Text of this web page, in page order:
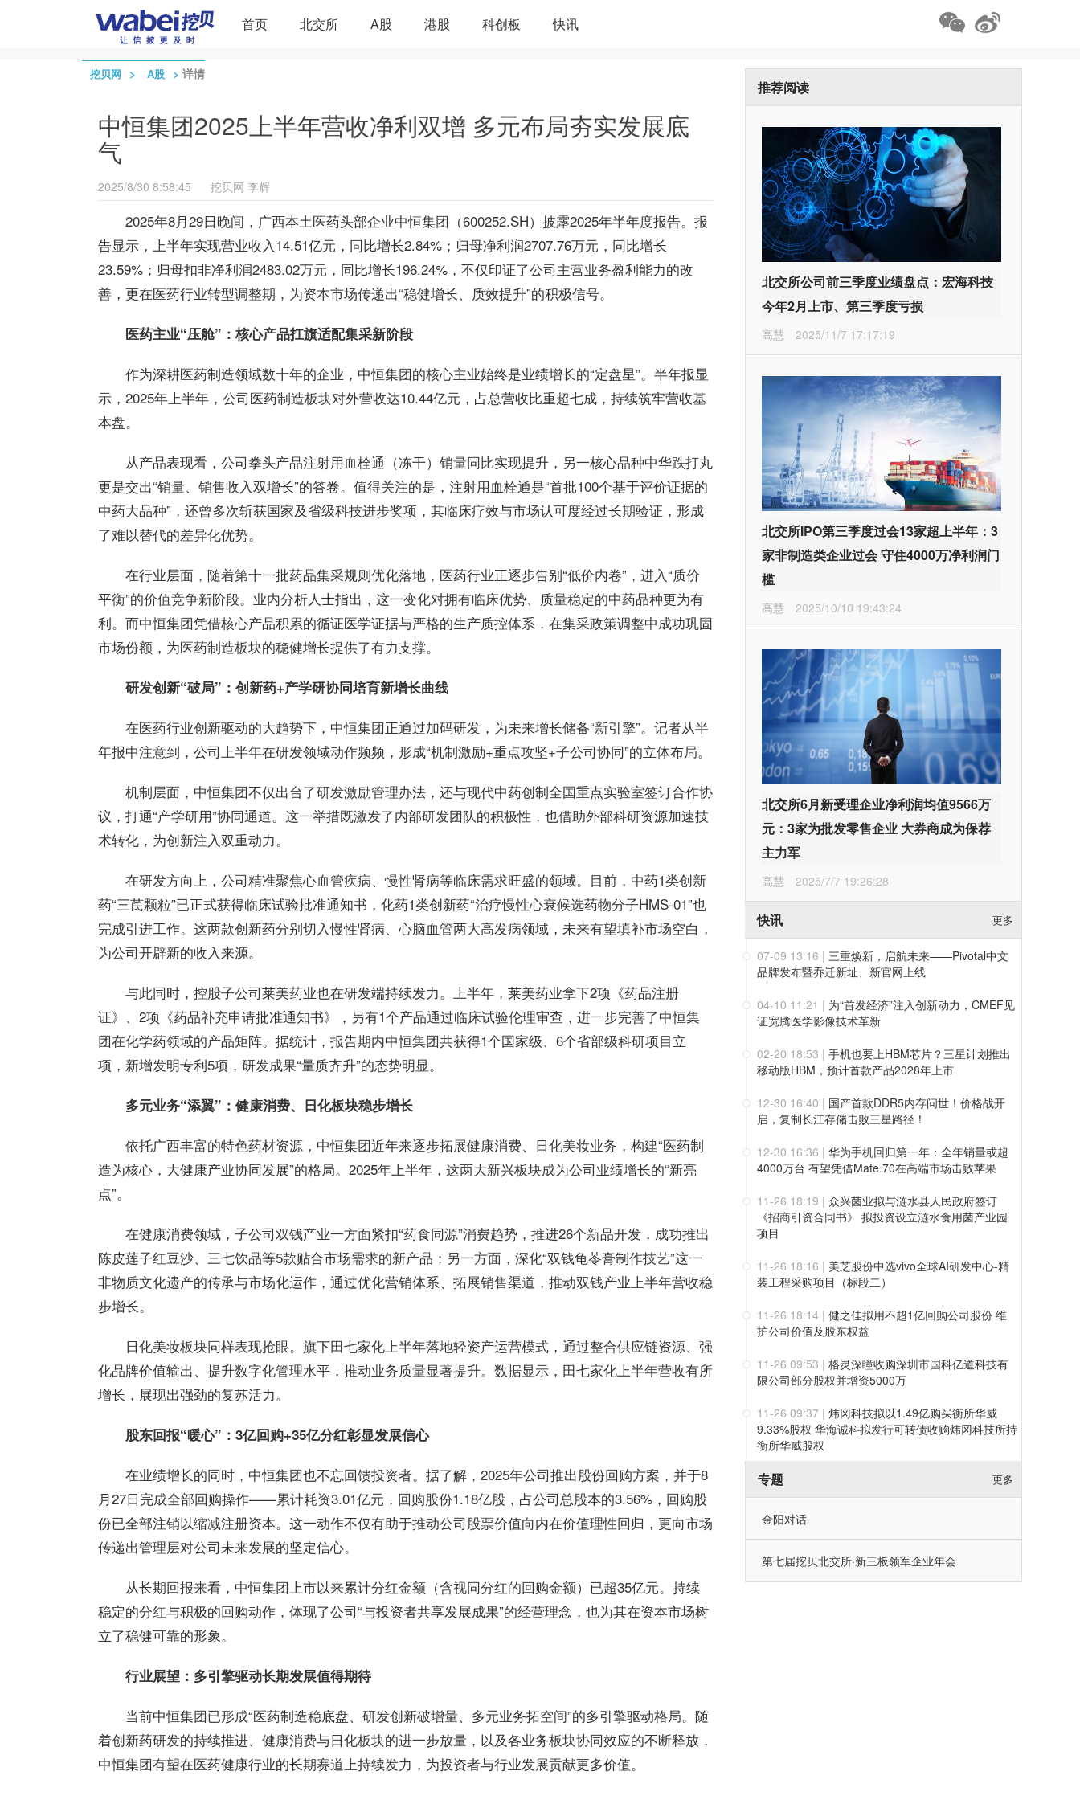
首页 北交所 A股 港股 科创板 快讯
挖贝网 > A股 > 详情
中恒集团2025上半年营收净利双增 多元布局夯实发展底
气
2025/8/30 8:58:45 挖贝网 李辉
2025年8月29日晚间，广西本土医药头部企业中恒集团 （600252.SH）披露2025年半年度报告。报
告显示，上半年实现营业收入14.51亿元，同比增长2.84%；归母净利润2707.76万元，同比增长
23.59%；归母扣非净利润2483.02万元，同比增长196.24%，不仅印证了公司主营业务盈利能力的改
善，更在医药行业转型调整期，为资本市场传递出“稳健增长、质效提升”的积极信号。
医药主业“压舱”：核心产品扛旗适配集采新阶段
作为深耕医药制造领域数十年的企业， 中恒集团的核心主业始终是业绩增长的“定盘星”。半年报显
示，2025年上半年，公司医药制造板块对外营收达10.44亿元，占总营收比重超七成，持续筑牢营收基
本盘。
从产品表现看，公司拳头产品注射用血栓通（冻干）销量同比实现提升，另一核心品种中华跌打丸
更是交出“销量、销售收入双增长”的答卷。值得关注的是，注射用血栓通是“首批100个基于评价证据的
中药大品种”，还曾多次斩获国家及省级科技进步奖项，其临床疗效与市场认可度经过长期验证，形成
了难以替代的差异化优势。
在行业层面，随着第十一批药品集采规则优化落地，医药行业正逐步告别“低价内卷”，进入“质价
平衡”的价值竞争新阶段。业内分析人士指出，这一变化对拥有临床优势、质量稳定的中药品种更为有
利。而中恒集团凭借核心产品积累的循证医学证据与严格的生产质控体系，在集采政策调整中成功巩固
市场份额，为医药制造板块的稳健增长提供了有力支撑。
研发创新“破局”：创新药+产学研协同培育新增长曲线
在医药行业创新驱动的大趋势下， 中恒集团正通过加码研发，为未来增长储备“新引擎”。 记者从半
年报中注意到，公司上半年在研发领域动作频频，形成“机制激励+重点攻坚+子公司协同”的立体布局。
机制层面， 中恒集团不仅出台了研发激励管理办法，还与现代中药创制全国重点实验室签订合作协
议，打通“产学研用”协同通道。这一举措既激发了内部研发团队的积极性，也借助外部科研资源加速技
术转化，为创新注入双重动力。
在研发方向上，公司精准聚焦心血管疾病、慢性肾病等临床需求旺盛的领域。目前，中药1类创新
药“三芪颗粒”已正式获得临床试验批准通知书，化药1类创新药“治疗慢性心衰候选药物分子HMS-01”也
完成引进工作。这两款创新药分别切入慢性肾病、心脑血管两大高发病领域，未来有望填补市场空白，
为公司开辟新的收入来源。
与此同时，控股子公司莱美药业也在研发端持续发力。上半年， 莱美药业拿下2项《药品注册
证》、2项《药品补充申请批准通知书》，另有1个产品通过临床试验伦理审查，进一步完善了中恒集
团在化学药领域的产品矩阵。据统计，报告期内中恒集团共获得1个国家级、6个省部级科研项目立
项，新增发明专利5项，研发成果“量质齐升”的态势明显。
多元业务“添翼”：健康消费、日化板块稳步增长
依托广西丰富的特色药材资源， 中恒集团近年来逐步拓展健康消费、日化美妆业务，构建“医药制
造为核心，大健康产业协同发展”的格局。2025年上半年，这两大新兴板块成为公司业绩增长的“新亮
点”。
在健康消费领域，子公司双钱产业一方面紧扣“药食同源”消费趋势，推进26个新品开发，成功推出
陈皮莲子红豆沙、三七饮品等5款贴合市场需求的新产品；另一方面，深化“双钱龟苓膏制作技艺”这一
非物质文化遗产的传承与市场化运作，通过优化营销体系、拓展销售渠道，推动双钱产业上半年营收稳
步增长。
日化美妆板块同样表现抢眼。旗下田七家化上半年落地轻资产运营模式，通过整合供应链资源、强
化品牌价值输出、提升数字化管理水平，推动业务质量显著提升。数据显示，田七家化上半年营收有所
增长，展现出强劲的复苏活力。
股东回报“暖心”：3亿回购+35亿分红彰显发展信心
在业绩增长的同时， 中恒集团也不忘回馈投资者。据了解，2025年公司推出股份回购方案，并于8
月27日完成全部回购操作——累计耗资3.01亿元，回购股份1.18亿股，占公司总股本的3.56%，回购股
份已全部注销以缩减注册资本。这一动作不仅有助于推动公司股票价值向内在价值理性回归，更向市场
传递出管理层对公司未来发展的坚定信心。
从长期回报来看， 中恒集团上市以来累计分红金额（含视同分红的回购金额）已超35亿元。持续
稳定的分红与积极的回购动作，体现了公司“与投资者共享发展成果”的经营理念，也为其在资本市场树
立了稳健可靠的形象。
行业展望：多引擎驱动长期发展值得期待
当前中恒集团已形成“医药制造稳底盘、研发创新破增量、多元业务拓空间”的多引擎驱动格局。随
着创新药研发的持续推进、健康消费与日化板块的进一步放量，以及各业务板块协同效应的不断释放，
中恒集团有望在医药健康行业的长期赛道上持续发力，为投资者与行业发展贡献更多价值。
推荐阅读
北交所公司前三季度业绩盘点：宏海科技
今年2月上市、第三季度亏损
高慧 2025/11/7 17:17:19
北交所IPO第三季度过会13家超上半年：3
家非制造类企业过会 守住4000万净利润门
槛
高慧 2025/10/10 19:43:24
北交所6月新受理企业净利润均值9566万
元：3家为批发零售企业 大券商成为保荐
主力军
高慧 2025/7/7 19:26:28
快讯 更多
07-09 13:16 | 三重焕新，启航未来——Pivotal中文
品牌发布暨乔迁新址、新官网上线
04-10 11:21 | 为“首发经济”注入创新动力，CMEF见
证宽腾医学影像技术革新
02-20 18:53 | 手机也要上HBM芯片？三星计划推出
移动版HBM，预计首款产品2028年上市
12-30 16:40 | 国产首款DDR5内存问世！价格战开
启，复制长江存储击败三星路径！
12-30 16:36 | 华为手机回归第一年：全年销量或超
4000万台 有望凭借Mate 70在高端市场击败苹果
11-26 18:19 | 众兴菌业拟与涟水县人民政府签订
《招商引资合同书》 拟投资设立涟水食用菌产业园
项目
11-26 18:16 | 美芝股份中选vivo全球AI研发中心-精
装工程采购项目（标段二）
11-26 18:14 | 健之佳拟用不超1亿回购公司股份 维
护公司价值及股东权益
11-26 09:53 | 格灵深瞳收购深圳市国科亿道科技有
限公司部分股权并增资5000万
11-26 09:37 | 炜冈科技拟以1.49亿购买衡所华威
9.33%股权 华海诚科拟发行可转债收购炜冈科技所持
衡所华威股权
专题 更多
金阳对话
第七届挖贝北交所·新三板领军企业年会